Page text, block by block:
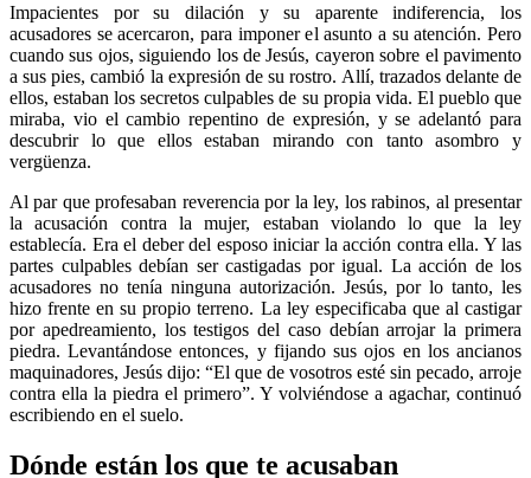
Impacientes por su dilación y su aparente indiferencia, los
acusadores se acercaron, para imponer el asunto a su atención. Pero
cuando sus ojos, siguiendo los de Jesús, cayeron sobre el pavimento
a sus pies, cambió la expresión de su rostro. Allí, trazados delante de
ellos, estaban los secretos culpables de su propia vida. El pueblo que
miraba, vio el cambio repentino de expresión, y se adelantó para
descubrir lo que ellos estaban mirando con tanto asombro y
vergüenza.
Al par que profesaban reverencia por la ley, los rabinos, al presentar
la acusación contra la mujer, estaban violando lo que la ley
establecía. Era el deber del esposo iniciar la acción contra ella. Y las
partes culpables debían ser castigadas por igual. La acción de los
acusadores no tenía ninguna autorización. Jesús, por lo tanto, les
hizo frente en su propio terreno. La ley especificaba que al castigar
por apedreamiento, los testigos del caso debían arrojar la primera
piedra. Levantándose entonces, y fijando sus ojos en los ancianos
maquinadores, Jesús dijo: “El que de vosotros esté sin pecado, arroje
contra ella la piedra el primero”. Y volviéndose a agachar, continuó
escribiendo en el suelo.
Dónde están los que te acusaban